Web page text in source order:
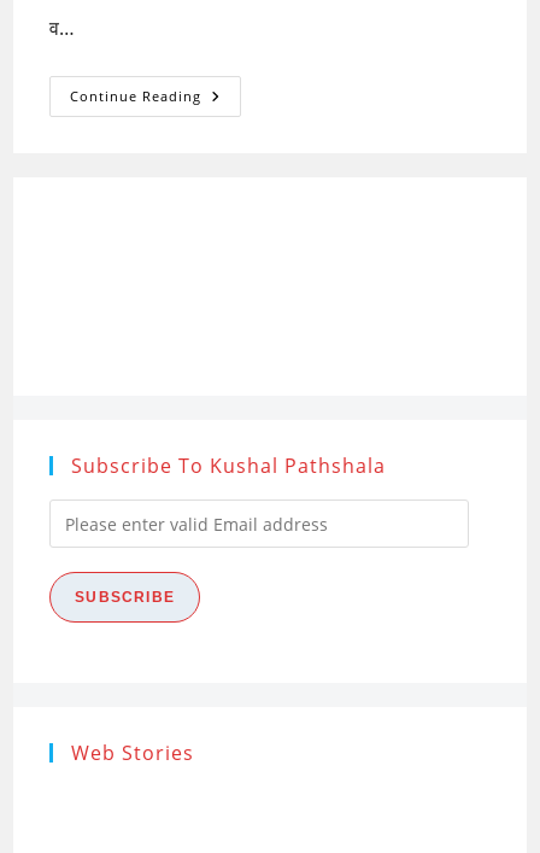
व…
Continue Reading संचार:
स्वरुप,
Subscribe To Kushal Pathshala
Please
enter
valid
Email
SUBSCRIBE
Web Stories
Research
Ethics (शोध